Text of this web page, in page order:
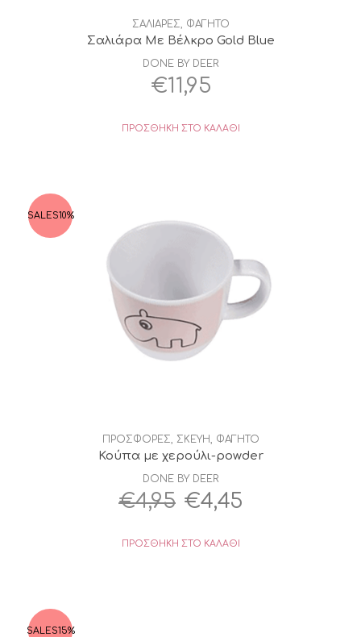
ΣΑΛΙΑΡΕΣ, ΦΑΓΗΤΟ
Σαλιάρα Mε Bέλκρο Gold Blue
DONE BY DEER
€11,95
ΠΡΟΣΘΉΚΗ ΣΤΟ ΚΑΛΆΘΙ
SALES10%
ΠΡΟΣΦΟΡΕΣ, ΣΚΕΥΗ, ΦΑΓΗΤΟ
Κούπα με χερούλι-powder
DONE BY DEER
€4,95 Original
€4,45
ΠΡΟΣΘΉΚΗ ΣΤΟ ΚΑΛΆΘΙ
SALES15%